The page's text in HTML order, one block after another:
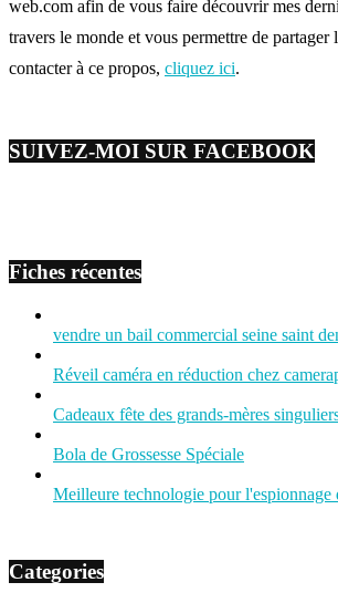
web.com afin de vous faire découvrir mes
travers le monde et vous permettre de partager
contacter à ce propos, cliquez ici.
SUIVEZ-MOI SUR FACEBOOK
Fiches récentes
vendre un bail commercial seine saint
Réveil caméra en réduction chez
Cadeaux fête des grands-mères
Bola de Grossesse Spéciale
Meilleure technologie pour l'espionnage
Categories